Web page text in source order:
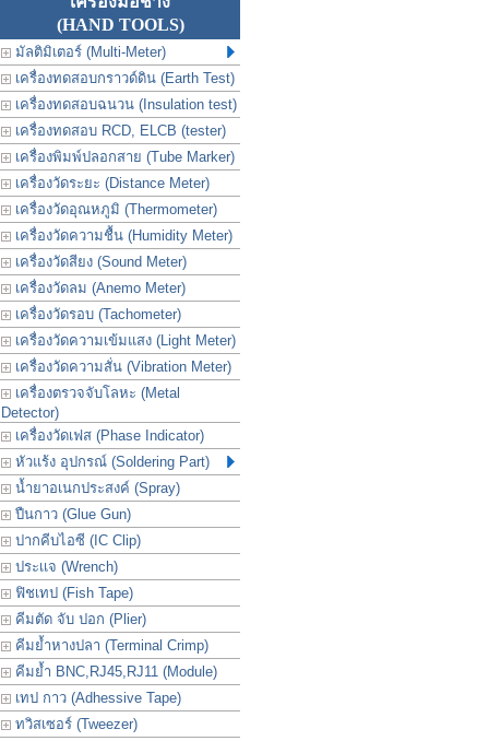
(HAND TOOLS)
มัลติมิเตอร์ (Multi-Meter)
เครื่องทดสอบกราวด์ดิน (Earth Test)
เครื่องทดสอบฉนวน (Insulation test)
เครื่องทดสอบ RCD, ELCB (tester)
เครื่องพิมพ์ปลอกสาย (Tube Marker)
เครื่องวัดระยะ (Distance Meter)
เครื่องวัดอุณหภูมิ (Thermometer)
เครื่องวัดความชื้น (Humidity Meter)
เครื่องวัดสียง (Sound Meter)
เครื่องวัดลม (Anemo Meter)
เครื่องวัดรอบ (Tachometer)
เครื่องวัดความเข้มแสง (Light Meter)
เครื่องวัดความสั่น (Vibration Meter)
เครื่องตรวจจับโลหะ (Metal
Detector)
เครื่องวัดเฟส (Phase Indicator)
หัวแร้ง อุปกรณ์ (Soldering Part)
น้ำยาอเนกประสงค์ (Spray)
ปืนกาว (Glue Gun)
ปากคีบไอซี (IC Clip)
ประเเจ (Wrench)
ฟิชเทป (Fish Tape)
คีมตัด จับ ปอก (Plier)
คีมย้ำหางปลา (Terminal Crimp)
คีมย้ำ BNC,RJ45,RJ11 (Module)
เทป กาว (Adhessive Tape)
ทวิสเซอร์ (Tweezer)